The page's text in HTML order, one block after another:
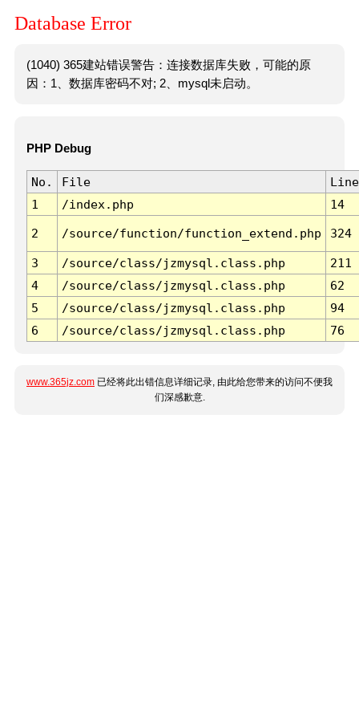
Database Error
(1040) 365建站错误警告：连接数据库失败，可能的原
因：1、数据库密码不对; 2、mysql未启动。
PHP Debug
No. File
Line
1
/index.php 14
2 /source/function/function_extend.php 324
3 /source/class/jzmysql.class.php
211
4
/source/class/jzmysql.class.php
62
5
/source/class/jzmysql.class.php
94
6
/source/class/jzmysql.class.php 76
www.365jz.com 已经将此出错信息详细记录, 由此给您带来的访问不便我
们深感歉意.